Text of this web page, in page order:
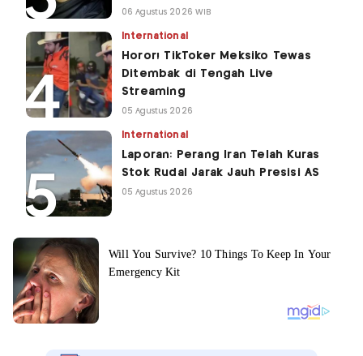
06 Agustus 2026 WIB
International
Horor! TikToker Meksiko Tewas
Ditembak di Tengah Live
Streaming
05 Agustus 2026
International
Laporan: Perang Iran Telah Kuras
Stok Rudal Jarak Jauh Presisi AS
05 Agustus 2026